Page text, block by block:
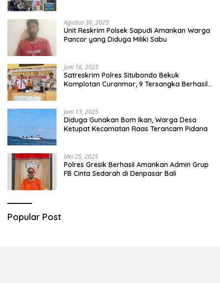
Agustus 30, 2025
Unit Reskrim Polsek Sapudi Amankan Warga
Pancor yang Diduga Miliki Sabu
Juni 16, 2025
Satreskrim Polres Situbondo Bekuk
Komplotan Curanmor, 9 Tersangka Berhasil
Juni 13, 2025
Diduga Gunakan Bom Ikan, Warga Desa
Ketupat Kecamatan Raas Terancam Pidana
Mei 25, 2025
Polres Gresik Berhasil Amankan Admin Grup
FB Cinta Sedarah di Denpasar Bali
Popular Post